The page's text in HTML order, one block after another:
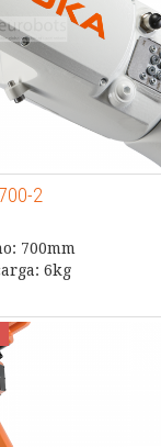
2
700mm
6kg